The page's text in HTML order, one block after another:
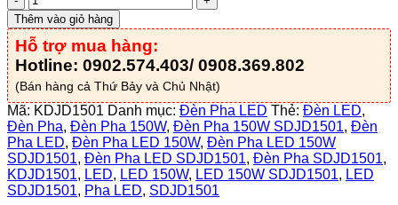
Pha
LED
150W
-
số
lượng
Thêm vào giỏ hàng
Hỗ trợ mua hàng:
Hotline: 0902.574.403/ 0908.369.802
(Bán hàng cả Thứ Bảy và Chủ Nhật)
Mã: KDJD1501 Danh mục: Đèn Pha LED Thẻ: Đèn LED,
Đèn Pha, Đèn Pha 150W, Đèn Pha 150W SDJD1501, Đèn
Pha LED, Đèn Pha LED 150W, Đèn Pha LED 150W
SDJD1501, Đèn Pha LED SDJD1501, Đèn Pha SDJD1501,
KDJD1501, LED, LED 150W, LED 150W SDJD1501, LED
SDJD1501, Pha LED, SDJD1501